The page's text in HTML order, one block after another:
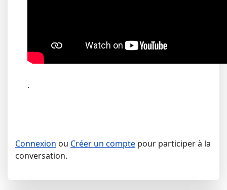
.
Connexion ou Créer un compte pour participer à la
conversation.